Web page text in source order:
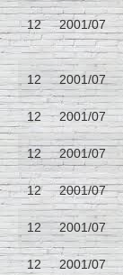
12 2001/07
12 2001/07
12 2001/07
12 2001/07
12 2001/07
12 2001/07
12 2001/07